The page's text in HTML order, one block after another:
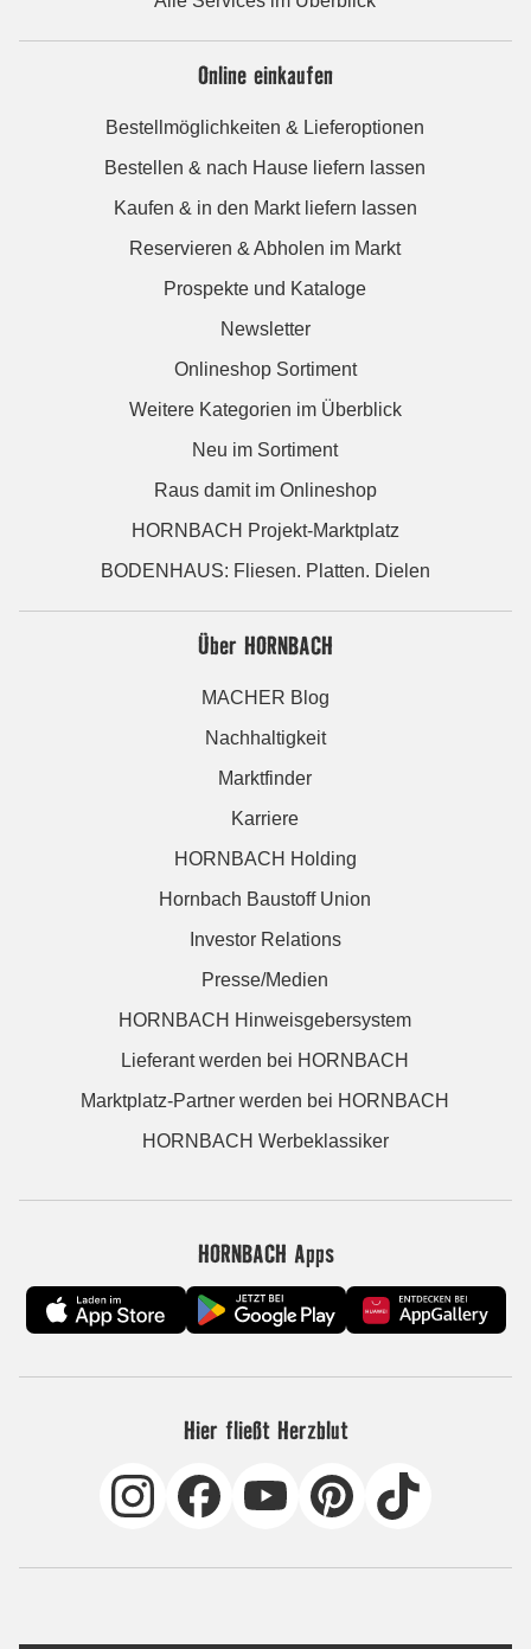
Online einkaufen
Bestellmöglichkeiten & Lieferoptionen
Bestellen & nach Hause liefern lassen
Kaufen & in den Markt liefern lassen
Reservieren & Abholen im Markt
Prospekte und Kataloge
Newsletter
Onlineshop Sortiment
Weitere Kategorien im Überblick
Neu im Sortiment
Raus damit im Onlineshop
HORNBACH Projekt-Marktplatz
BODENHAUS: Fliesen. Platten. Dielen
Über HORNBACH
MACHER Blog
Nachhaltigkeit
Marktfinder
Karriere
HORNBACH Holding
Hornbach Baustoff Union
Investor Relations
Presse/Medien
HORNBACH Hinweisgebersystem
Lieferant werden bei HORNBACH
Marktplatz-Partner werden bei HORNBACH
HORNBACH Werbeklassiker
HORNBACH Apps
Hier fließt Herzblut